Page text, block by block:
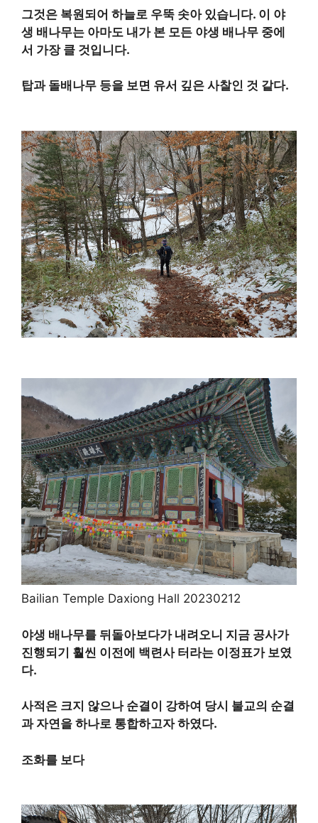
그것은 복원되어 하늘로 우뚝 솟아 있습니다. 이 야
생 배나무는 아마도 내가 본 모든 야생 배나무 중에
서 가장 클 것입니다.
탑과 돌배나무 등을 보면 유서 깊은 사찰인 것 같다.
Bailian Temple Daxiong Hall 20230212
야생 배나무를 뒤돌아보다가 내려오니 지금 공사가
진행되기 훨씬 이전에 백련사 터라는 이정표가 보였
다.
사적은 크지 않으나 순결이 강하여 당시 불교의 순결
과 자연을 하나로 통합하고자 하였다.
조화를 보다